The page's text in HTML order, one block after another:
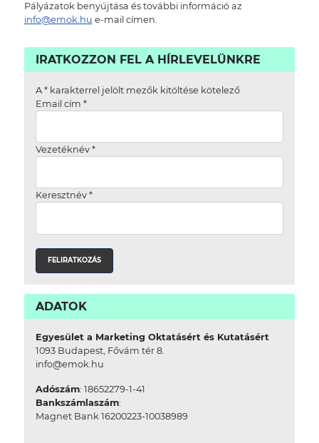
Pályázatok benyújtása és további információ az
info@emok.hu e-mail címen.
IRATKOZZON FEL A HÍRLEVELÜNKRE
A *karakterrel jelölt mezők kitöltése kötelező
Email cím *
Vezetéknév *
Keresztnév *
ADATOK
Egyesület a Marketing Oktatásért és Kutatásért
1093 Budapest, Fővám tér 8.
info@emok.hu
Adószám: 18652279-1-41
Bankszámlaszám:
Magnet Bank 16200223-10038989